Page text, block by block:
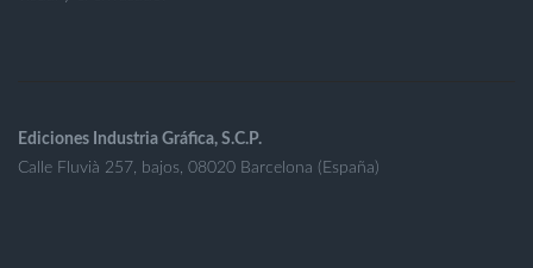
Ediciones Industria Gráfica, S.C.P.
Calle Fluvià 257, bajos, 08020 Barcelona (España)